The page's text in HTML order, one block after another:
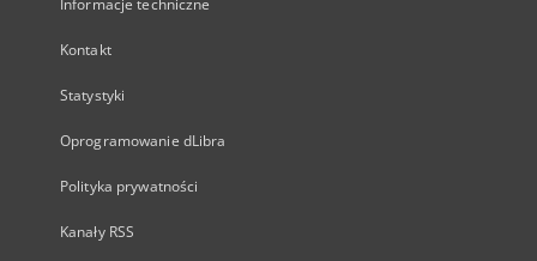
Informacje techniczne
Kontakt
Statystyki
Oprogramowanie dLibra
Polityka prywatności
Kanały RSS